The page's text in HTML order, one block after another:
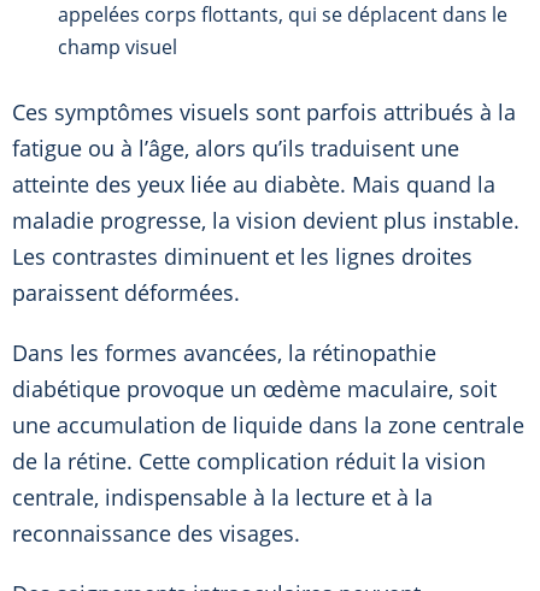
appelées corps flottants, qui se déplacent dans le
champ visuel
Ces symptômes visuels sont parfois attribués à la
fatigue ou à l’âge, alors qu’ils traduisent une
atteinte des yeux liée au diabète. Mais quand la
maladie progresse, la vision devient plus instable.
Les contrastes diminuent et les lignes droites
paraissent déformées.
Dans les formes avancées, la rétinopathie
diabétique provoque un œdème maculaire, soit
une accumulation de liquide dans la zone centrale
de la rétine. Cette complication réduit la vision
centrale, indispensable à la lecture et à la
reconnaissance des visages.